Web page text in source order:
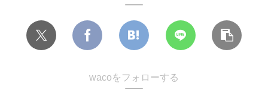
wacoをフォローする